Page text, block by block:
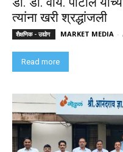
त्यांना खरी श्रद्धांजली
शैक्षणिक - उद्योग MARKET MEDIA -
Read more